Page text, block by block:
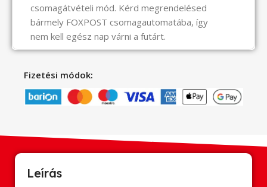
csomagátvételi mód. Kérd megrendelésed
bármely FOXPOST csomagautomatába, így
nem kell egész nap várni a futárt.
Fizetési módok:
Leírás